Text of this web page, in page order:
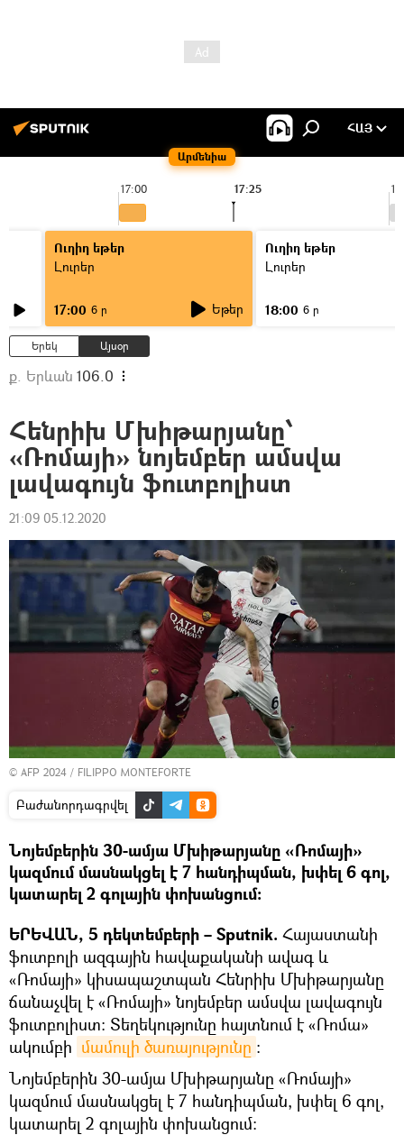
Արմենիա
ՀԱՅ
17:00 17:25
Ուղիղ եթեր
Լուրեր
17:00 6 ր Եթեր
Ուղիղ եթեր
Լուրեր
18:00 6 ր
Երեկ Այսօր
ք. Երևան 106.0
Հենրիխ Մխիթարյանը՝
«Ռոմայի» նոյեմբեր ամսվա
լավագույն ֆուտբոլիստ
21:09 05.12.2020
© AFP 2024 / FILIPPO MONTEFORTE
Բաժանորդագրվել
Նոյեմբերին 30-ամյա Մխիթարյանը «Ռոմայի»
կազմում մասնակցել է 7 հանդիպման, խփել 6 գոլ,
կատարել 2 գոլային փոխանցում:
ԵՐԵՎԱՆ, 5 դեկտեմբերի – Sputnik. Հայաստանի
ֆուտբոլի ազգային հավաքականի ավագ և
«Ռոմայի» կիսապաշտպան Հենրիխ Մխիթարյանը
ճանաչվել է «Ռոմայի» նոյեմբեր ամսվա լավագույն
ֆուտբոլիստ։ Տեղեկությունը հայտնում է «Ռոմա»
ակումբի մամուլի ծառայությունը :
Նոյեմբերին 30-ամյա Մխիթարյանը «Ռոմայի»
կազմում մասնակցել է 7 հանդիպման, խփել 6 գոլ,
կատարել 2 գոլային փոխանցում: